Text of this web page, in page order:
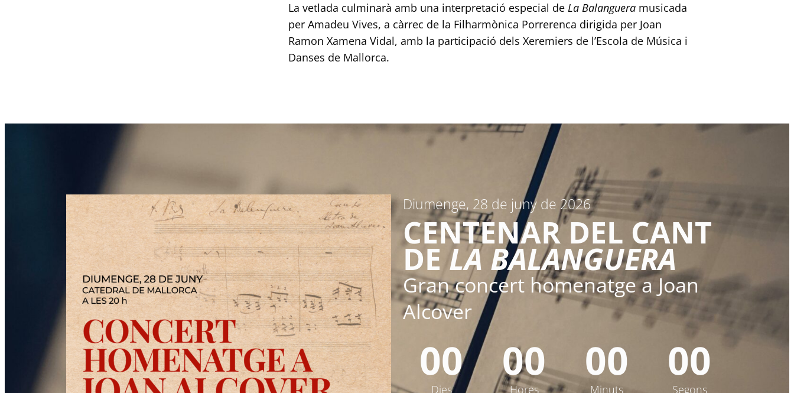
La vetlada culminarà amb una interpretació especial deLa Balanguera musicada
per Amadeu Vives, a càrrec de la Filharmònica Porrerenca dirigida per Joan
Ramon Xamena Vidal, amb la participació dels Xeremiers de l’Escola de Música i
Danses de Mallorca.
Diumenge, 28 de juny de 2026
CENTENAR DEL CANT
DE LA BALANGUERA
Gran concert homenatge a Joan
Alcover
00
Dies
00
Hores
00
Minuts
00
Segons